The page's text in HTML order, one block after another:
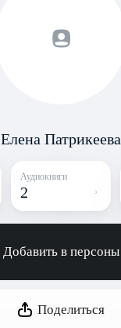
Елена Патрикеева
Аудиокниги
2
Добавить в персоны
Поделиться